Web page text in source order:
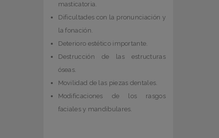
masticatoria.
Dificultades con la pronunciación y
la fonación.
Deterioro estético importante.
Destrucción de las estructuras
óseas.
Movilidad de las piezas dentales.
Modificaciones de los rasgos
faciales y mandibulares.